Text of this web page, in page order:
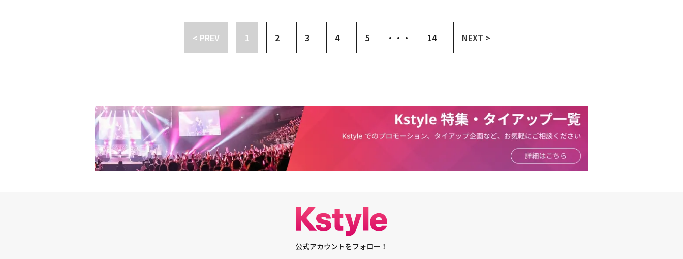
OFFICIAL (@jp_offclastro) December 11, 2022 この投稿をInstagramで見る 이창민(@p.f.changmin)
『Super Yuppers！』の作詞、作曲を手掛け、アルバムの収録曲まですべて僕が書いた」と自ら明か
スロンはチャンミンの代わりに「違う。今までと全部同じだ。痩せただけだ」と解明した。続いて
「20代半ばにはこの顔だった。あの時はあまり気に入っていなかったが、今になってこの顔がキー
プされて、僕は良かったと思う。今の顔が年齢に合ってる気がする」と自分の考えを話した。チャン
ミンは褒めているのかけなしているのかわからない微妙な表情を見せた。一方、チョグォンはチャン
ミンを最初に見たとき号泣したと明かした。スロンが「僕の前で号泣した」と言うと、チョグォンは
「僕が合宿所で休んでいたら、スロンさんから連絡が来た。『いよいよ最後のメンバーが選ばれた』
ンがダイエットをする前なので100㎏を超えていて、顔にほくろが50個ぐらいあった」と振り返っ
た。チャンミンは「違うよ、30個だよ！」と訂正したが、横でスロンは「あの時、ほくろ取りに行
って、割り引いてもらって50％OFFだったのに、15万ウォン（約1万5,000円）もかかった」と付け
加え、笑いを誘った。チョグォンは「今はものすごくカッコよくなった」「あの時は僕たちもアイド
ルで、キラキラ輝きたいという期待があったのに、動画の中では教授が歌っていた」と話した。しか
< PREV 1 2 3 4 5 ・・・ 14 NEXT >
公式アカウントをフォロー！